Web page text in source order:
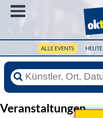
ALLE EVENTS HEUTE
Veranstaltungen